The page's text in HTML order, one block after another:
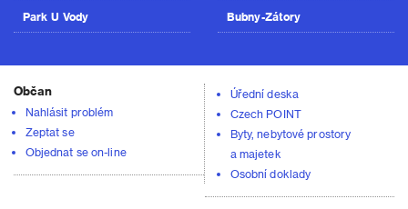
Park U Vody Bubny-Zátory
Občan
Nahlásit problém
Zeptat se
Objednat se on-line
Úřední deska
Czech POINT
Byty, nebytové prostory
a majetek
Osobní doklady